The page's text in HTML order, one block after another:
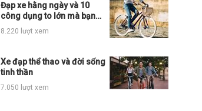
Đạp xe hằng ngày và 10
công dụng to lớn mà bạn
có thể chưa biết
8.220 lượt xem
Xe đạp thể thao và đời sống
tinh thần
7.050 lượt xem